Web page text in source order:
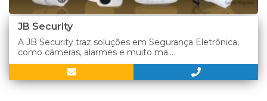
JB Security
A JB Security traz soluções em Segurança Eletrônica,
como câmeras, alarmes e muito ma...